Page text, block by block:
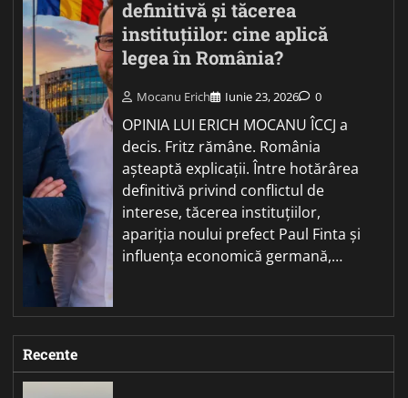
definitivă și tăcerea
instituțiilor: cine aplică
legea în România?
Mocanu Erich Iunie 23, 2026 0
OPINIA LUI ERICH MOCANU ÎCCJ a
decis. Fritz rămâne. România
așteaptă explicații. Între hotărârea
definitivă privind conflictul de
interese, tăcerea instituțiilor,
apariția noului prefect Paul Finta și
influența economică germană,…
Recente